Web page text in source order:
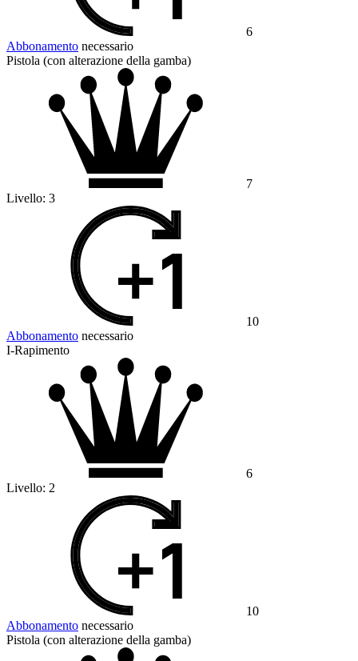
6
Abbonamento necessario
Pistola (con alterazione della gamba)
7
Livello: 3
10
Abbonamento necessario
I-Rapimento
6
Livello: 2
10
Abbonamento necessario
Pistola (con alterazione della gamba)